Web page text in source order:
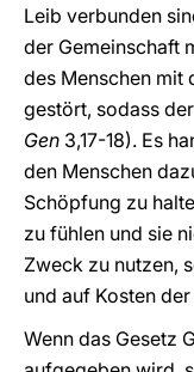
Leib verbunden
der Gemeinschaft
des Menschen mit
gestört, sodass
Gen 3,17-18). Es
den Menschen
Schöpfung zu
zu fühlen und sie
Zweck zu nutzen,
und auf Kosten
Wenn das Gesetz